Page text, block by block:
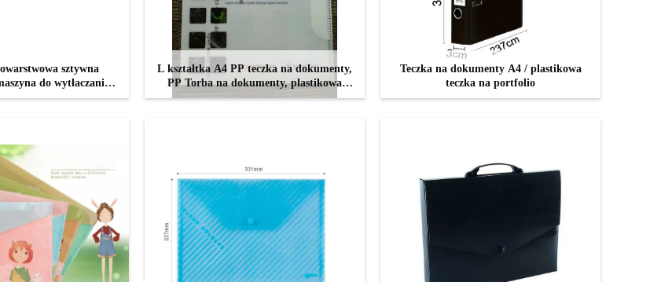
sztywna
do wytłaczania
kubków
L kształtka A4 PP teczka na dokumenty,
PP Torba na dokumenty, plastikowa
torba na dokumenty A4
Teczka na dokumenty A4 / plastikowa
teczka na portfolio